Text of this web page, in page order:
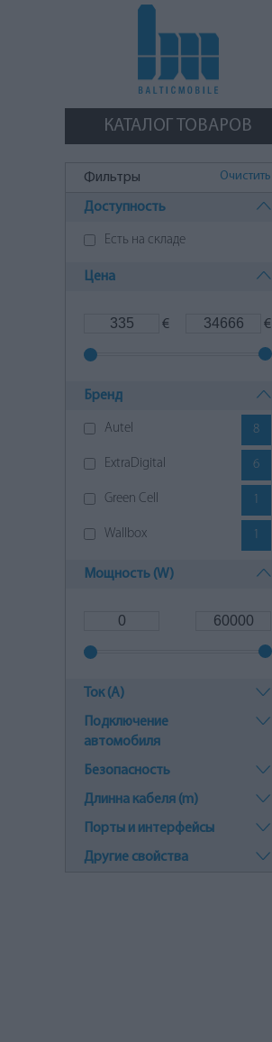
КАТАЛОГ ТОВАРОВ
Фильтры Очистить
Доступность
Есть на складе
Цена
€ €
Бренд
Autel 8
ExtraDigital 6
Green Cell 1
Wallbox 1
Мощность (W)
Ток (A)
Подключение
автомобиля
Безопасность
Длинна кабеля (m)
Порты и интерфейсы
Другие свойства